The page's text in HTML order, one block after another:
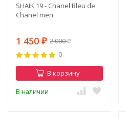
SHAIK 19 - Chanel Bleu de
Chanel men
1 450 ₽ 2 000₽
0
В корзину
В наличии